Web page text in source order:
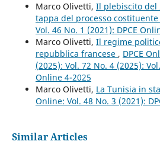
Marco Olivetti, Il plebiscito del
tappa del processo
Vol. 46 No. 1 (2021): DPCE
Marco Olivetti, Il regime
repubblica francese , DPCE
(2025): Vol. 72 No. 4 (2025):
Online 4-2025
Marco Olivetti, La Tunisia in
Online: Vol. 48 No. 3 (2021):
Similar Articles